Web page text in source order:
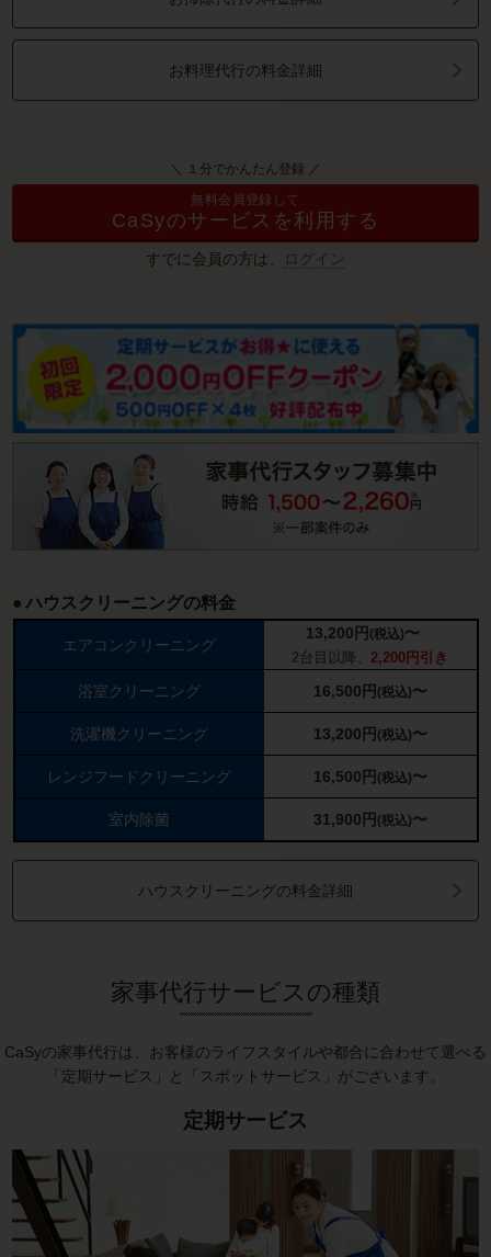
お料理代行の料金詳細
＼ １分でかんたん登録 ／
無料会員登録して
CaSyのサービスを利用する
すでに会員の方は、 ログイン
ハウスクリーニングの料金
エアコンクリーニング
13,200 円 (税込)〜
2台目以降、 2,200円引き
浴室クリーニング 16,500 円 (税込)〜
洗濯機クリーニング 13,200 円 (税込)〜
レンジフードクリーニング 16,500 円 (税込)〜
室内除菌 31,900 円 (税込)〜
ハウスクリーニングの料金詳細
家事代行サービスの種類
CaSyの家事代行は、お客様のライフスタイルや都合に合わせて選べる
「定期サービス」と「スポットサービス」がございます。
定期サービス